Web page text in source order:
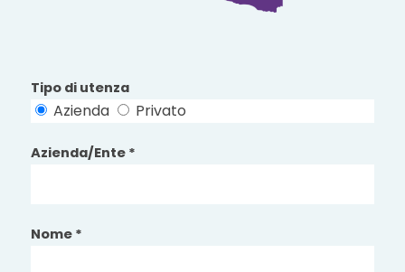
Tipo di utenza
Azienda Privato
Azienda/Ente *
Nome *